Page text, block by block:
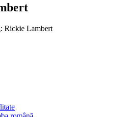
Rickie Lambert